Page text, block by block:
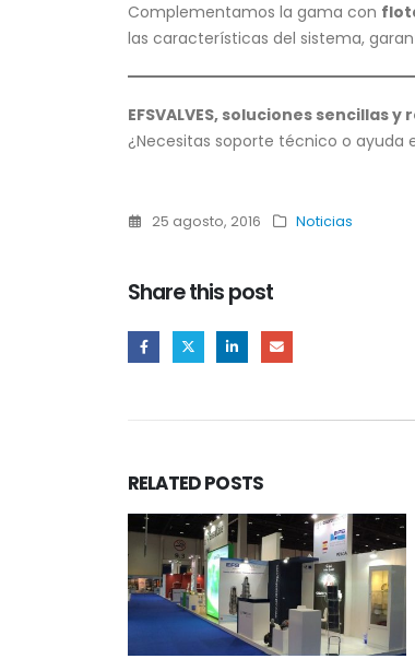
Complementamos la gama con
las características del sistema,
EFSVALVES, soluciones
¿Necesitas soporte técnico o ayuda
25 agosto, 2016 Noticias
Share this post
RELATEDPOSTS